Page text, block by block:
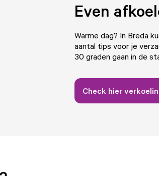
Even
Warme dag? In Breda
aantal tips voor je
30 graden gaan in de
Check hier